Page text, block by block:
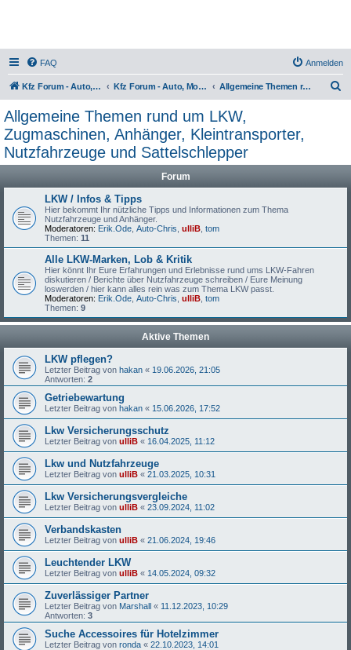
FAQ Anmelden
Kfz Forum - Auto, Motorrad und LKW Kfz Forum - Auto, Motorrad und LKW Allgemeine Themen rund um LKW, Zugmaschinen, Anhänger, Kleintransporter, Nutzfahrzeuge und Sattelschlepper
Allgemeine Themen rund um LKW,
Zugmaschinen, Anhänger, Kleintransporter,
Nutzfahrzeuge und Sattelschlepper
Forum
LKW / Infos & Tipps
Hier bekommt Ihr nützliche Tipps und Informationen zum Thema
Nutzfahrzeuge und Anhänger.
Moderatoren: Erik.Ode Auto-Chris ulliB tom
Themen: 11
Alle LKW-Marken, Lob & Kritik
Hier könnt Ihr Eure Erfahrungen und Erlebnisse rund ums LKW-Fahren
diskutieren / Berichte über Nutzfahrzeuge schreiben / Eure Meinung
loswerden / hier kann alles rein was zum Thema LKW passt.
Moderatoren: Erik.Ode Auto-Chris ulliB tom
Themen: 9
Aktive Themen
LKW pflegen?
Letzter Beitrag von hakan « 19.06.2026, 21:05
Antworten: 2
Getriebewartung
Letzter Beitrag von hakan « 15.06.2026, 17:52
Lkw Versicherungsschutz
Letzter Beitrag von ulliB « 16.04.2025, 11:12
Lkw und Nutzfahrzeuge
Letzter Beitrag von ulliB « 21.03.2025, 10:31
Lkw Versicherungsvergleiche
Letzter Beitrag von ulliB « 23.09.2024, 11:02
Verbandskasten
Letzter Beitrag von ulliB « 21.06.2024, 19:46
Leuchtender LKW
Letzter Beitrag von ulliB « 14.05.2024, 09:32
Zuverlässiger Partner
Letzter Beitrag von Marshall « 11.12.2023, 10:29
Antworten: 3
Suche Accessoires für Hotelzimmer
Letzter Beitrag von ronda « 22.10.2023, 14:01